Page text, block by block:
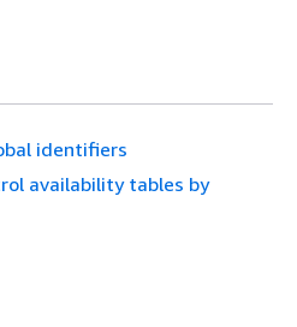
identifiers
availability tables by